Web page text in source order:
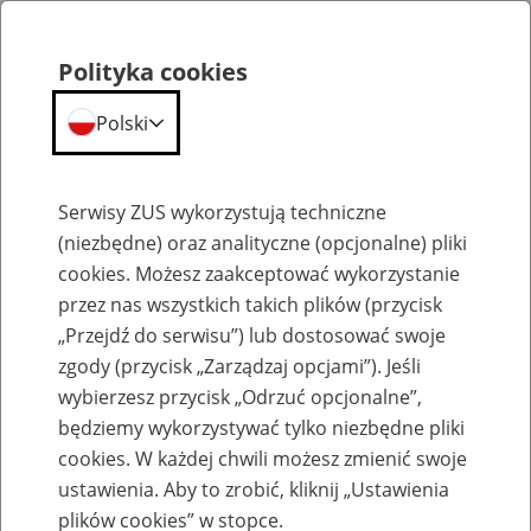
Emerytury
Baza zlikwidowanych lub
przekształconych zakładów pracy
Polityka cookies
Polski
Serwisy ZUS wykorzystują techniczne
(niezbędne) oraz analityczne (opcjonalne) pliki
cookies. Możesz zaakceptować wykorzystanie
przez nas wszystkich takich plików (przycisk
„Przejdź do serwisu”) lub dostosować swoje
zgody (przycisk „Zarządzaj opcjami”). Jeśli
wybierzesz przycisk „Odrzuć opcjonalne”,
będziemy wykorzystywać tylko niezbędne pliki
cookies. W każdej chwili możesz zmienić swoje
ustawienia. Aby to zrobić, kliknij „Ustawienia
plików cookies” w stopce.